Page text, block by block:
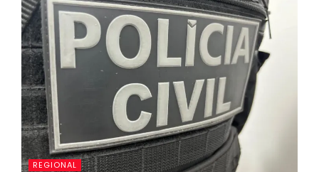
REGIONAL